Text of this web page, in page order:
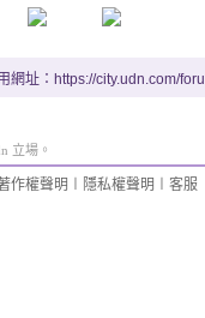
網址：https://city.udn.com/
立場。
作權聲明 隱私權聲明 客服